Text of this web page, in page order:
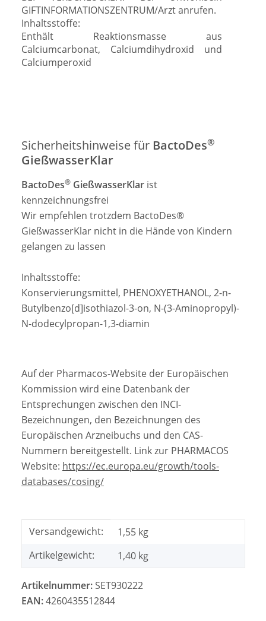
GIFTINFORMATIONSZENTRUM/Arzt anrufen.
Inhaltsstoffe:
Enthält Reaktionsmasse aus
Calciumcarbonat, Calciumdihydroxid und
Calciumperoxid
Sicherheitshinweise für BactoDes®
GießwasserKlar
BactoDes® GießwasserKlar ist
kennzeichnungsfrei
Wir empfehlen trotzdem BactoDes®
GießwasserKlar nicht in die Hände von Kindern
gelangen zu lassen
Inhaltsstoffe:
Konservierungsmittel, PHENOXYETHANOL, 2-n-
Butylbenzo[d]isothiazol-3-on, N-(3-Aminopropyl)-
N-dodecylpropan-1,3-diamin
Auf der Pharmacos-Website der Europäischen
Kommission wird eine Datenbank der
Entsprechungen zwischen den INCI-
Bezeichnungen, den Bezeichnungen des
Europäischen Arzneibuchs und den CAS-
Nummern bereitgestellt. Link zur PHARMACOS
Website: https://ec.europa.eu/growth/tools-
databases/cosing/
Produkteigenschaft
Wert
Versandgewicht:
1,55 kg
Artikelgewicht:
1,40 kg
Artikelnummer: SET930222
EAN:4260435512844